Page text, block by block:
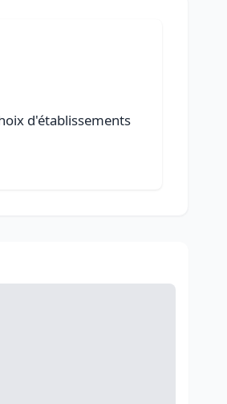
d'établissements